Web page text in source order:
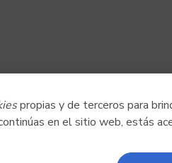
propias y de terceros para
en el sitio web, estás